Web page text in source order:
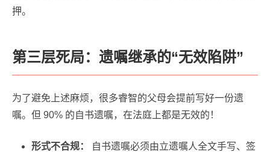
押。
第三层死局：遗嘱继承的“无效陷阱”
为了避免上述麻烦，很多睿智的父母会提前写好一份遗
嘱。但 90% 的自书遗嘱，在法庭上都是无效的！
形式不合规：
自书遗嘱必须由立遗嘱人全文手写、签